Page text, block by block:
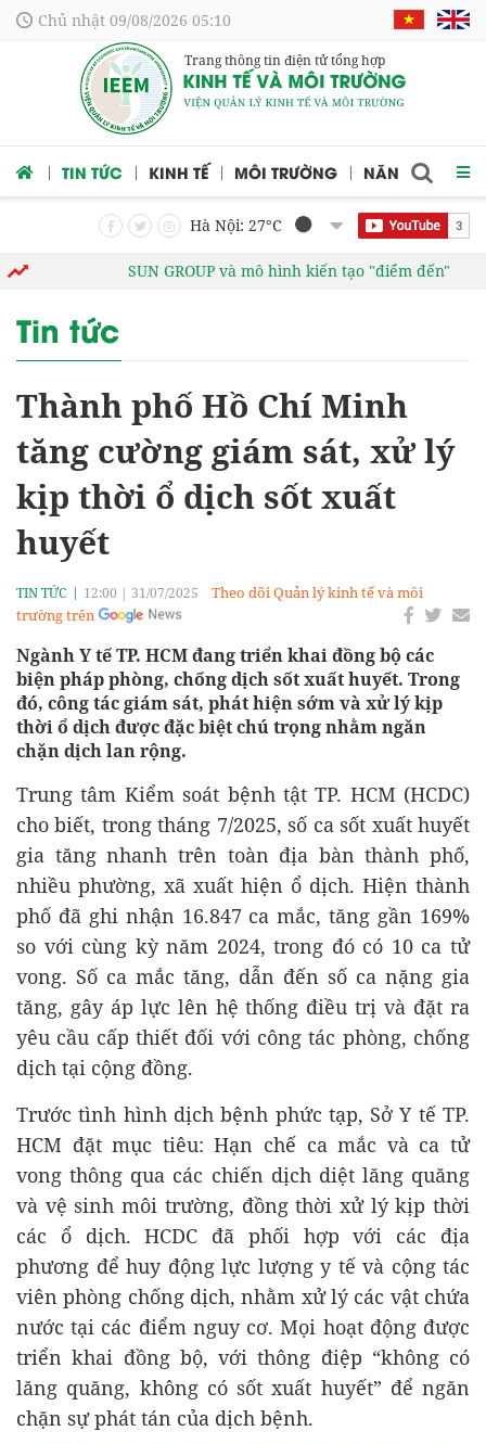
Chủ nhật 09/08/2026 05:10
Trang thông tin điện tử tổng hợp
TIN TỨC KINH TẾ MÔI TRƯỜNG NĂNG LƯỢNG
Hà Nội: 27°C
SUN GROUP và mô hình kiến tạo "điểm đến" Tử vi
Tin tức
Thành phố Hồ Chí Minh
tăng cường giám sát, xử lý
kịp thời ổ dịch sốt xuất
huyết
TIN TỨC 12:00 | 31/07/2025
Theo dõi Quản lý kinh tế và môi
trường trên
Ngành Y tế TP. HCM đang triển khai đồng bộ các
biện pháp phòng, chống dịch sốt xuất huyết. Trong
đó, công tác giám sát, phát hiện sớm và xử lý kịp
thời ổ dịch được đặc biệt chú trọng nhằm ngăn
chặn dịch lan rộng.
Trung tâm Kiểm soát bệnh tật TP. HCM (HCDC)
cho biết, trong tháng 7/2025, số ca sốt xuất huyết
gia tăng nhanh trên toàn địa bàn thành phố,
nhiều phường, xã xuất hiện ổ dịch. Hiện thành
phố đã ghi nhận 16.847 ca mắc, tăng gần 169%
so với cùng kỳ năm 2024, trong đó có 10 ca tử
vong. Số ca mắc tăng, dẫn đến số ca nặng gia
tăng, gây áp lực lên hệ thống điều trị và đặt ra
yêu cầu cấp thiết đối với công tác phòng, chống
dịch tại cộng đồng.
Trước tình hình dịch bệnh phức tạp, Sở Y tế TP.
HCM đặt mục tiêu: Hạn chế ca mắc và ca tử
vong thông qua các chiến dịch diệt lăng quăng
và vệ sinh môi trường, đồng thời xử lý kịp thời
các ổ dịch. HCDC đã phối hợp với các địa
phương để huy động lực lượng y tế và cộng tác
viên phòng chống dịch, nhằm xử lý các vật chứa
nước tại các điểm nguy cơ. Mọi hoạt động được
triển khai đồng bộ, với thông điệp “không có
lăng quăng, không có sốt xuất huyết” để ngăn
chặn sự phát tán của dịch bệnh.